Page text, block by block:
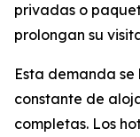
privadas o
prolongan su
Esta demanda
constante de
completas. Los